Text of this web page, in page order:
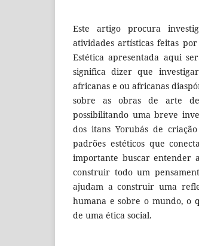
Este artigo procura
atividades artísticas feitas
Estética apresentada aqui
significa dizer que
africanas e ou africanas
sobre as obras de arte
possibilitando uma breve
dos itans Yorubás de
padrões estéticos que
importante buscar entender
construir todo um
ajudam a construir uma
humana e sobre o mundo, o
de uma ética social.